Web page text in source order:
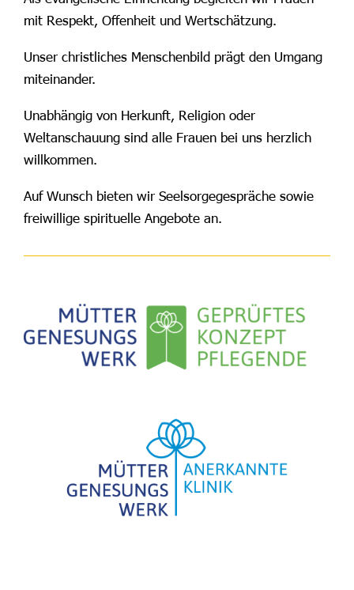
mit Respekt, Offenheit und Wertschätzung.
Unser christliches Menschenbild prägt den Umgang
miteinander.
Unabhängig von Herkunft, Religion oder
Weltanschauung sind alle Frauen bei uns herzlich
willkommen.
Auf Wunsch bieten wir Seelsorgegespräche sowie
freiwillige spirituelle Angebote an.